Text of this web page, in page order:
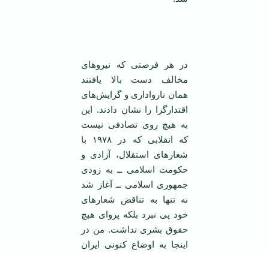
در هر فرصتی که نیرو‌های
مخالف دست بالا یافتند
همان نارواداری و گرایش‌های
اقتدار‌گرا را نشان دادند. این
به هیچ روی تصادفی نیست
که انقلابی که در ۱۹۷۸ با
شعار‌های استقلال، آزادی و
حکومت اسلامی ــ به زودی
جمهوری اسلامی ــ آغاز شد
نه تنها به تناقض شعار‌های
خود پی نبرد بلکه پروای هیچ
حقوق بشری نداشت. من در
اینجا به اوضاع کنونی ایران